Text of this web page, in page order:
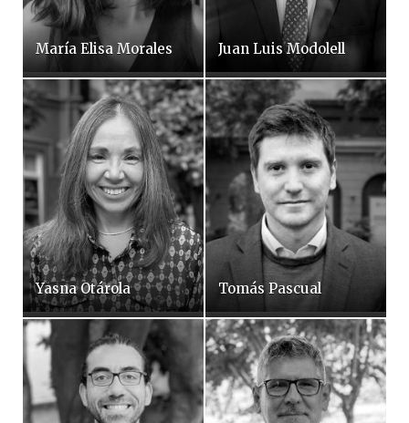
María Elisa Morales Juan Luis Modolell
Yasna Otárola Tomás Pascual